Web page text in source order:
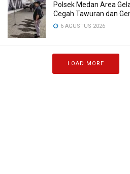
Polsek Medan Area
Cegah Tawuran dan
6 AGUSTUS 2026
LOAD MORE